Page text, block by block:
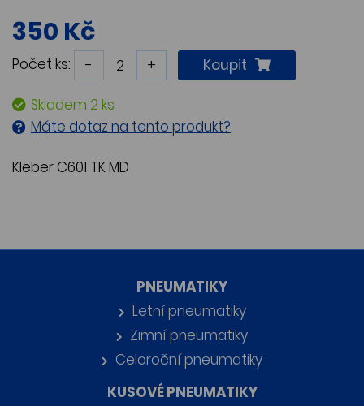
350 Kč
Počet ks: - + Koupit
Skladem 2 ks
Máte dotaz na tento produkt?
Kleber C601 TK MD
PNEUMATIKY
Letní pneumatiky
Zimní pneumatiky
Celoroční pneumatiky
KUSOVÉ PNEUMATIKY